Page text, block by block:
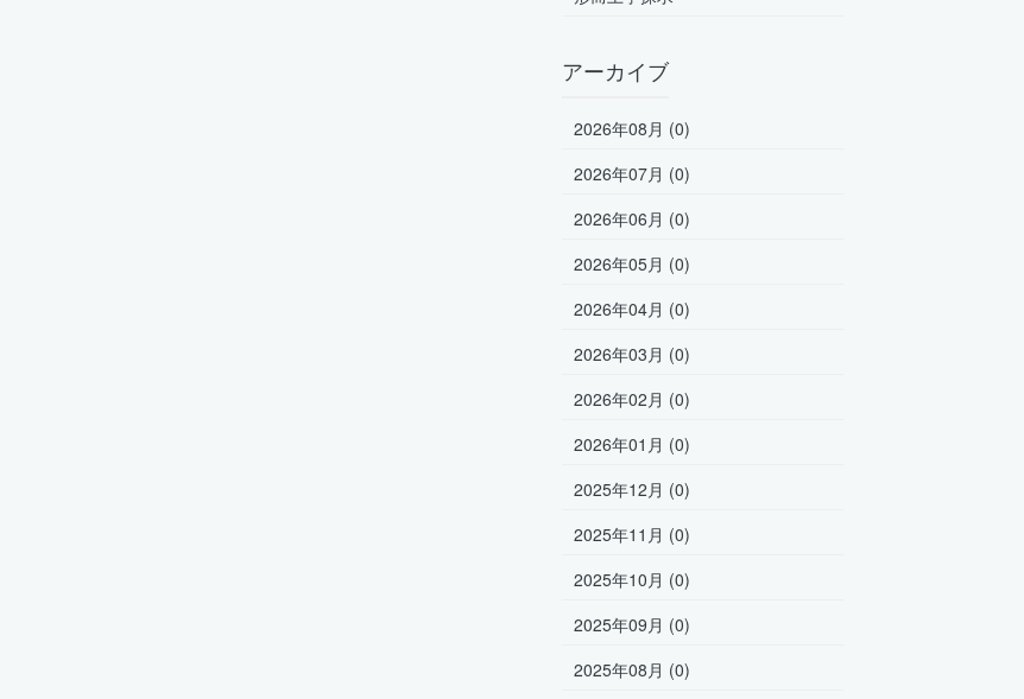
アーカイブ
2026年08月 (0)
2026年07月 (0)
2026年06月 (0)
2026年05月 (0)
2026年04月 (0)
2026年03月 (0)
2026年02月 (0)
2026年01月 (0)
2025年12月 (0)
2025年11月 (0)
2025年10月 (0)
2025年09月 (0)
2025年08月 (0)